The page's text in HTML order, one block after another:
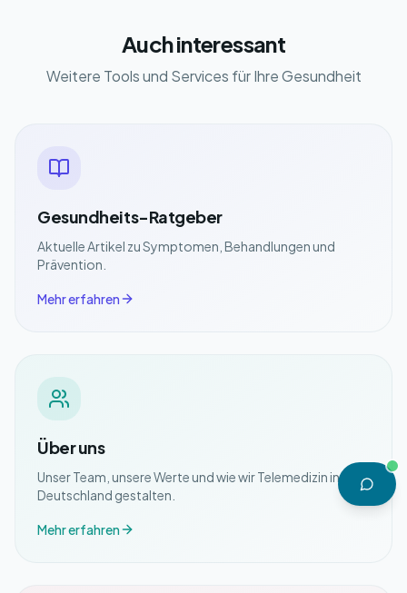
Auch interessant
Weitere Tools und Services für Ihre Gesundheit
Gesundheits-Ratgeber
Aktuelle Artikel zu Symptomen, Behandlungen und
Prävention.
Mehr erfahren
Über uns
Unser Team, unsere Werte und wie wir Telemedizin in
Deutschland gestalten.
Mehr erfahren